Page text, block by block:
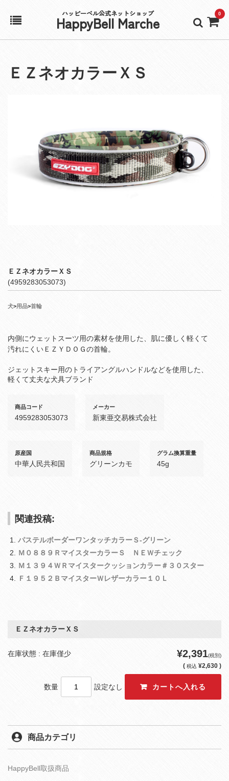
ハッピーベル公式ネットショップ
HappyBell Marche 0
アカウント
ＥＺネオカラーＸＳ
ＥＺネオカラーＸＳ
(4959283053073)
犬>用品>首輪
内側にウェットスーツ用の素材を使用した、肌に優しく軽くて
汚れにくいＥＺＹＤＯＧの首輪。
ジェットスキー用のトライアングルハンドルなどを使用した、
軽くて丈夫な犬具ブランド
商品コード
4959283053073
メーカー
新東亜交易株式会社
原産国
中華人民共和国
商品規格
グリーンカモ
グラム換算重量
45g
関連投稿:
パステルボーダーワンタッチカラーＳ‐グリーン
Ｍ０８８９ＲマイスターカラーＳ ＮＥＷチェック
Ｍ１３９４ＷＲマイスタークッションカラー＃３０スター
Ｆ１９５２ＢマイスターＷレザーカラー１０Ｌ
ＥＺネオカラーＸＳ
在庫状態 : 在庫僅少 ¥2,391(税別)
( 税込 ¥2,630 )
数量 設定なし
商品カテゴリ
HappyBell取扱商品